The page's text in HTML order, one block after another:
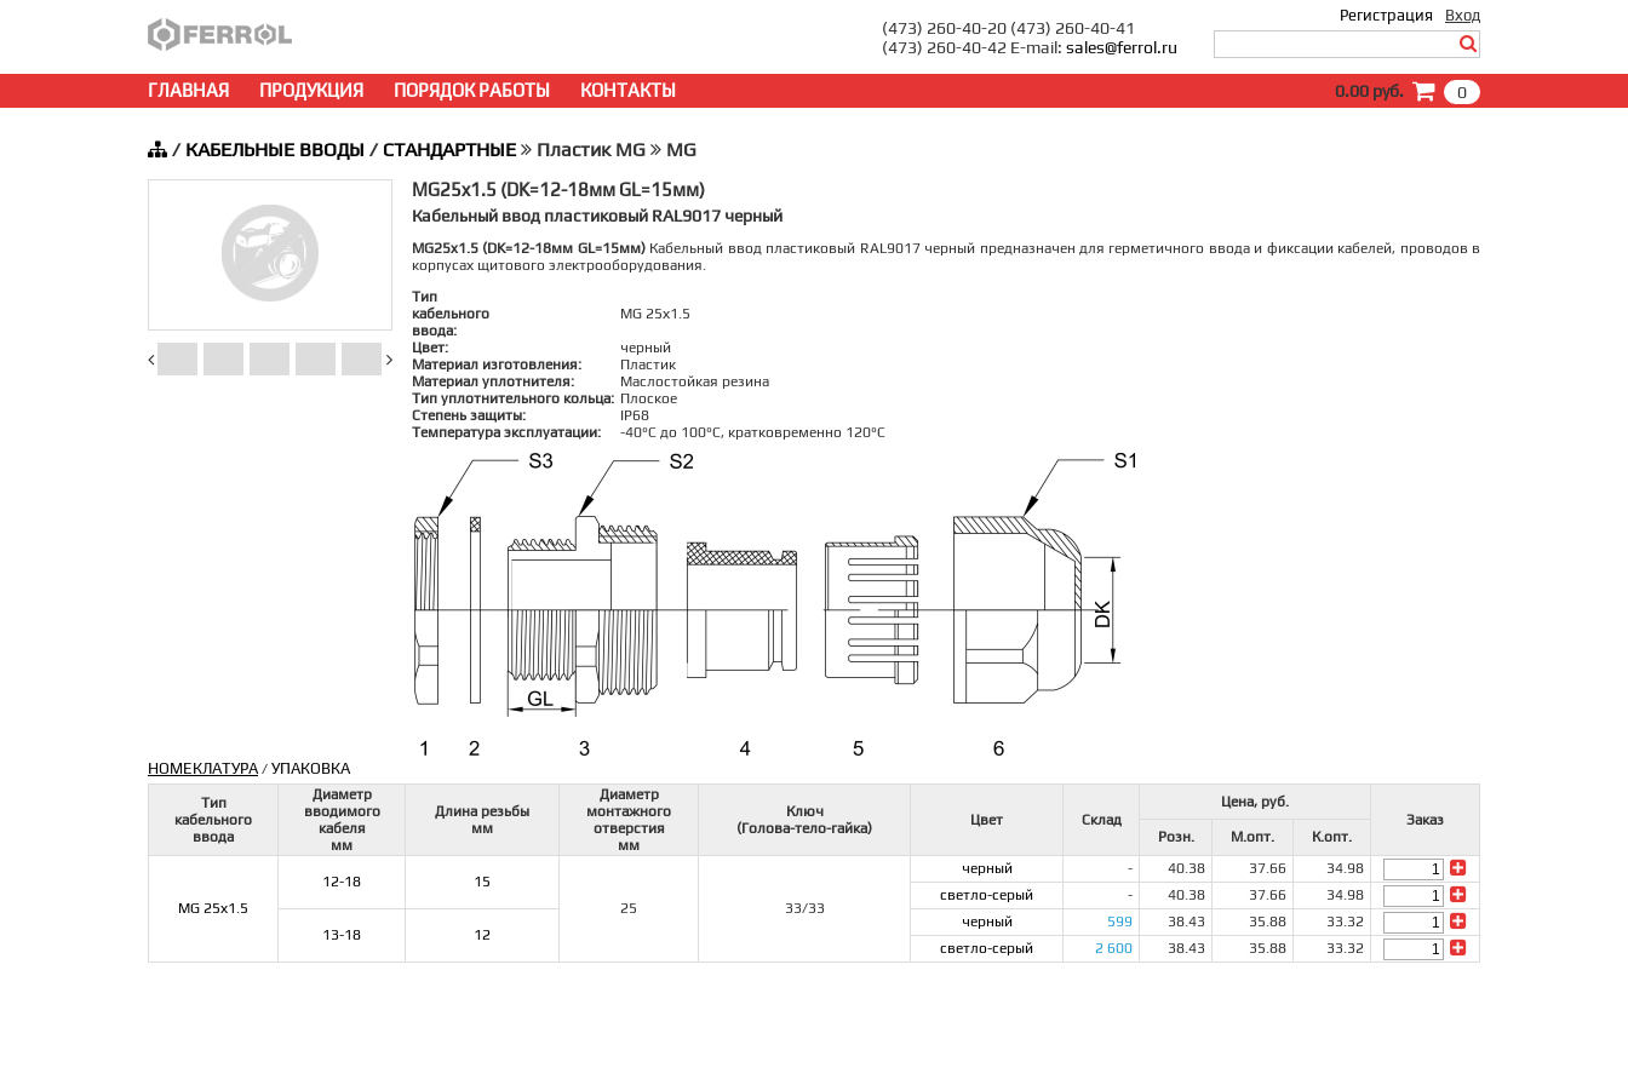
Вход
Регистрация
(473) 260-40-20 (473) 260-40-41
(473) 260-40-42 E-mail: sales@ferrol.ru
ГЛАВНАЯ ПРОДУКЦИЯ ПОРЯДОК РАБОТЫ КОНТАКТЫ 0
0.00 руб.
/ КАБЕЛЬНЫЕ ВВОДЫ / СТАНДАРТНЫЕ Пластик MG MG
MG25x1.5 (DK=12-18мм GL=15мм)
Кабельный ввод пластиковый RAL9017 черный
MG25x1.5 (DK=12-18мм GL=15мм)Кабельный ввод пластиковый RAL9017 черный предназначен для герметичного ввода и фиксации кабелей, проводов в
корпусах щитового электрооборудования.
Тип
кабельного
ввода:
MG 25х1.5
Цвет:
черный
Материал изготовления:
Пластик
Материал уплотнителя:
Маслостойкая резина
Тип уплотнительного кольца: Плоское
Степень защиты:
IP68
Температура эксплуатации:
-40°C до 100°C, кратковременно 120°C
НОМЕКЛАТУРА/ УПАКОВКА
Тип
кабельного
ввода
Диаметр
вводимого
кабеля
мм
Длина резьбы
мм
Диаметр
монтажного
отверстия
мм
Ключ
(Голова-тело-гайка)
Цвет Склад
Цена, руб.
Заказ
Розн.
М.опт. К.опт.
MG 25х1.5
12-18
15
25
33/33
черный - 40.38 37.66
34.98
светло-серый
- 40.38 37.66 34.98
13-18 12
черный 599 38.43 35.88
33.32
светло-серый
2 600 38.43 35.88 33.32